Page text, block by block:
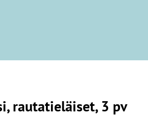
rautatieläiset, 3 pv